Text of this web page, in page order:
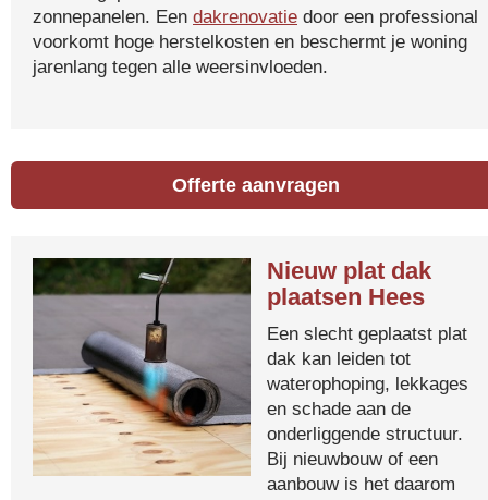
zonnepanelen. Een dakrenovatie door een professional
voorkomt hoge herstelkosten en beschermt je woning
jarenlang tegen alle weersinvloeden.
Offerte aanvragen
Nieuw plat dak
plaatsen Hees
Een slecht geplaatst plat
dak kan leiden tot
waterophoping, lekkages
en schade aan de
onderliggende structuur.
Bij nieuwbouw of een
aanbouw is het daarom